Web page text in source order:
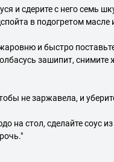
и сдерите с него семь
в подогретом
и быстро
зашипит, снимите
не заржавела, и
на стол, сделайте соус